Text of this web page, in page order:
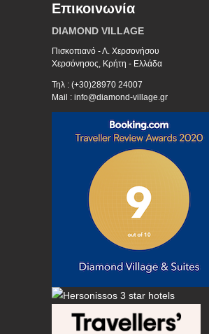
Επικοινωνία
DIAMOND VILLAGE
Πισκοπιανό - Λ. Χερσονήσου
Χερσόνησος, Κρήτη - Ελλάδα
Τηλ : (+30)28970 24007
Mail : info@diamond-village.gr